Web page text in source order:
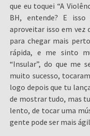
que eu toquei “A
BH, entende? E
aproveitar isso em vez
para chegar mais
rápida, e me sinto
“Insular”, do que me
muito sucesso,
logo depois que tu
de mostrar tudo, mas
lento, de tocar uma
gente pode ser mais